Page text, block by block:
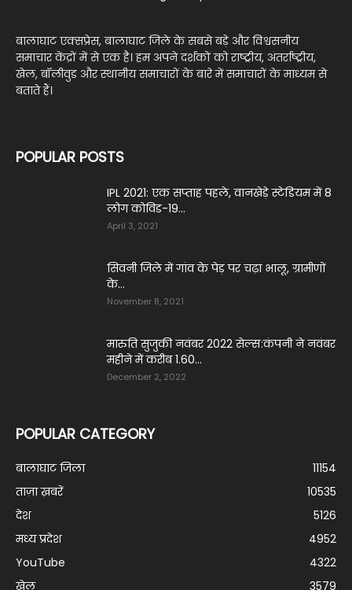
बालाघाट एक्सप्रेस, बालाघाट जिले के सबसे बड़े और विश्वसनीय
समाचार केंद्रों में से एक है। हम अपने दर्शकों को राष्ट्रीय, अंतर्राष्ट्रीय,
खेल, बॉलीवुड और स्थानीय समाचारों के बारे में समाचारों के माध्यम से
बताते हैं।
POPULAR POSTS
IPL 2021: एक सप्‍ताह पहले, वानखेड़े स्‍टेडियम में 8
लोग कोविड-19...
April 3, 2021
सिवनी जिले में गांव के पेड़ पर चढ़ा भालू, ग्रामीणों
के...
November 8, 2021
मारुति सुजुकी नवंबर 2022 सेल्स:कंपनी ने नवंबर
महीने में करीब 1.60...
December 2, 2022
POPULAR CATEGORY
बालाघाट जिला
11154
ताज़ा ख़बरें
10535
देश
5126
मध्य प्रदेश
4952
YouTube
4322
खेल
3579